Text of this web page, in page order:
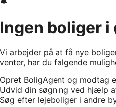
Ingen boliger
Vi arbejder på at få nye
venter, har du følgende
Opret BoligAgent og modtag
Udvid din søgning ved hjælp
Søg efter lejeboliger i andre